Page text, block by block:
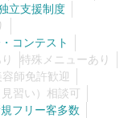
立支援制度
コンテスト
特殊メニューあり
師免許歓迎
習い）相談可
フリー客多数